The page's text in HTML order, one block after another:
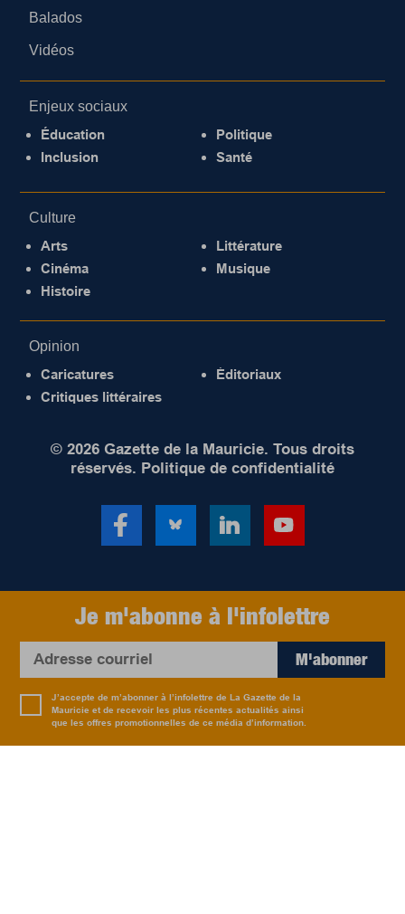
Balados
Vidéos
Enjeux sociaux
Éducation
Inclusion
Politique
Santé
Culture
Arts
Cinéma
Histoire
Littérature
Musique
Opinion
Caricatures
Critiques littéraires
Éditoriaux
© 2026 Gazette de la Mauricie. Tous droits
réservés. Politique de confidentialité
Je m'abonne à l'infolettre
M'abonner
J’accepte de m’abonner à l’infolettre de La Gazette de la
Mauricie et de recevoir les plus récentes actualités ainsi
que les offres promotionnelles de ce média d’information.